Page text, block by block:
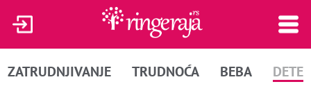
ZATRUDNJIVANJE TRUDNOĆA BEBA DETE